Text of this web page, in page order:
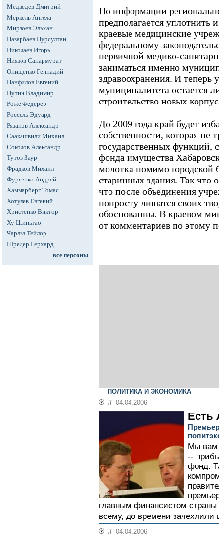
Медведев Дмитрий
Меркель Ангела
Мирзоев Эльхан
Назарбаев Нурсултан
Николаев Игорь
Ниязов Сапармурат
Онищенко Геннадий
Панфилов Евгений
Путин Владимир
Роже Федерер
Россель Эдуард
Рязанов Александр
Саакашвили Михаил
Соколов Александр
Тутов Заур
Фрадков Михаил
Фурсенко Андрей
Хаммарберг Томас
Хотулев Евгений
Христенко Виктор
Ху Цзиньтао
Чарльз Тейлор
Шредер Герхард
все персоны
По информации
предполагается уплотнить
краевые медицинские
федеральному
первичной медико-
заниматься именно
здравоохранения. И теперь
муниципалитета остается
строительство новых
До 2009 года край будет
собственности, которая не
государственных функций,
фонда имущества
молотка помимо
старинных здания. Так что
что после объединения
попросту лишатся своих
обоснованны. В краевом
от комментариев по этому
ПОЛИТИКА И ЭКОНОМИКА
// 04.04.2006
Есть
Мы вам
--
фонд.
главным финансистом
всему, до времени
// 04.04.2006